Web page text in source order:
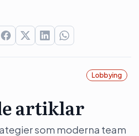
Lobbying
artiklar
som moderna team